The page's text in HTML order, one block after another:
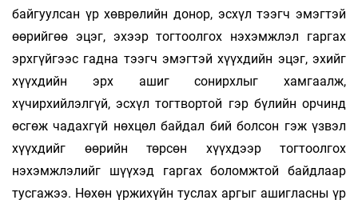
байгуулсан үр хөврөлийн донор, эсхүл тээгч эмэгтэй
өөрийгөө эцэг, эхээр тогтоолгох нэхэмжлэл гаргах
эрхгүйгээс гадна тээгч эмэгтэй хүүхдийн эцэг, эхийг
хүүхдийн эрх ашиг сонирхлыг хамгаалж,
хүчирхийлэлгүй, эсхүл тогтвортой гэр бүлийн орчинд
өсгөж чадахгүй нөхцөл байдал бий болсон гэж үзвэл
хүүхдийг өөрийн төрсөн хүүхдээр тогтоолгох
нэхэмжлэлийг шүүхэд гаргах боломжтой байдлаар
тусгажээ. Нөхөн үржихүйн туслах аргыг ашигласны үр